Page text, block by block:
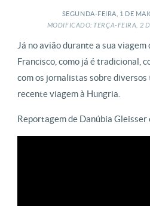
SEGUNDA-FEIRA, 1 DE
MODIFICADO: TERÇA-FEIRA, 2
Já no avião durante a sua viagem
Francisco, como já é tradicional,
com os jornalistas sobre diversos
recente viagem à Hungria.
Reportagem de Danúbia Gleisser